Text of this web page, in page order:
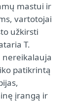
mastui ir
vartotojai
užkirsti
T.
nereikalauja
patikrintą
įrangą ir